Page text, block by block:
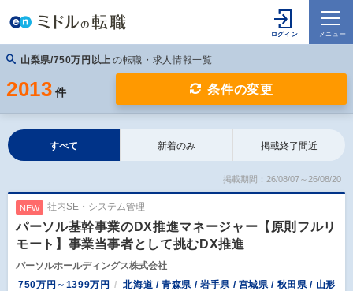
山梨県/750万円以上 の転職・求人情報一覧
2013 件 条件の変更
すべて 新着のみ 掲載終了間近
掲載期間：26/08/07～26/08/20
NEW 社内SE・システム管理
パーソル基幹事業のDX推進マネージャー【原則フルリ
モート】事業当事者として挑むDX推進
パーソルホールディングス株式会社
750万円～1399万円
北海道 / 青森県 / 岩手県 / 宮城県 / 秋田県 / 山形